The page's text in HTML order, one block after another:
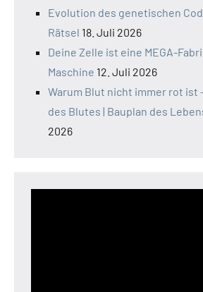
Evolution des genetischen
Rätsel 18. Juli 2026
Deine Zelle ist eine MEGA-
Maschine 12. Juli 2026
Warum Blut nicht immer rot ist
des Blutes | Bauplan des
2026